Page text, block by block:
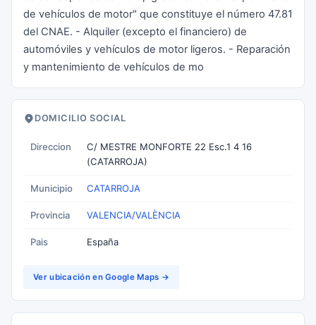
de vehículos de motor" que constituye el número 47.81
del CNAE. - Alquiler (excepto el financiero) de
automóviles y vehículos de motor ligeros. - Reparación
y mantenimiento de vehículos de mo
DOMICILIO SOCIAL
Direccion
C/ MESTRE MONFORTE 22 Esc.1 4 16
(CATARROJA)
Municipio CATARROJA
Provincia VALENCIA/VALÈNCIA
Pais España
Ver ubicación en Google Maps →